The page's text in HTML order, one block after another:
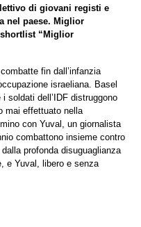
di giovani registi e
nel paese. Miglior
“Miglior
fin dall’infanzia
israeliana. Basel
soldati dell’IDF distruggono
mai effettuato nella
con Yuval, un giornalista
combattono insieme contro
profonda disuguaglianza
e Yuval, libero e senza